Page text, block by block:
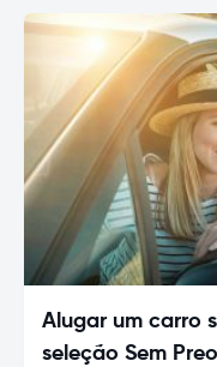
Alugar um carro
seleção Sem